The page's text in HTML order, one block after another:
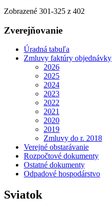
Zobrazené 301-325 z 402
Zverejňovanie
Úradná tabuľa
Zmluvy faktúry objednávky
2026
2025
2024
2023
2022
2021
2020
2019
Zmluvy do r. 2018
Verejné obstarávanie
Rozpočtové dokumenty
Ostatné dokumenty
Odpadové hospodárstvo
Sviatok